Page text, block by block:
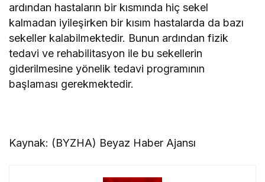
ardından hastaların bir kısmında hiç sekel
kalmadan iyileşirken bir kısım hastalarda da bazı
sekeller kalabilmektedir. Bunun ardından fizik
tedavi ve rehabilitasyon ile bu sekellerin
giderilmesine yönelik tedavi programının
başlaması gerekmektedir.
Kaynak: (BYZHA) Beyaz Haber Ajansı